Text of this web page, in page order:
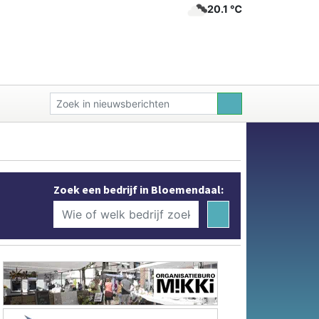
20.1 ℃
Zoek een bedrijf in Bloemendaal: